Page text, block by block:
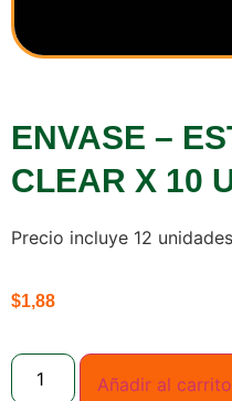
ENVASE –
CLEAR X 10
Precio incluye 12 unidades
$1,88
Añadir al carrito